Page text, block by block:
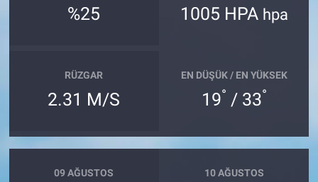
%25 1005 HPA hpa
RÜZGAR
2.31 M/S
EN DÜŞÜK / EN YÜKSEK
19° / 33°
09 AĞUSTOS 10 AĞUSTOS